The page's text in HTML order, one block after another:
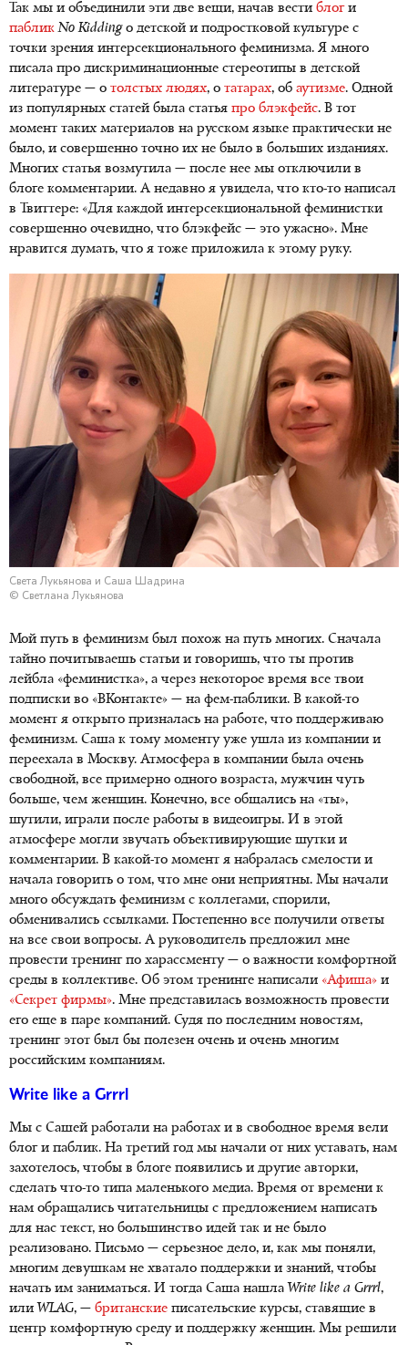
Так мы и объединили эти две вещи, начав вести блоги
паблик No Kiddingо детской и подростковой культуре с
точки зрения интерсекционального феминизма. Я много
писала про дискриминационные стереотипы в детской
литературе — о толстых людях, о татарах, об аутизме. Одной
из популярных статей была статья про блэкфейс. В тот
момент таких материалов на русском языке практически не
было, и совершенно точно их не было в больших изданиях.
Многих статья возмутила — после нее мы отключили в
блоге комментарии. А недавно я увидела, что кто-то написал
в Твиттере: «Для каждой интерсекциональной феминистки
совершенно очевидно, что блэкфейс — это ужасно». Мне
нравится думать, что я тоже приложила к этому руку.
Света Лукьянова и Саша Шадрина
© Светлана Лукьянова
Мой путь в феминизм был похож на путь многих. Сначала
тайно почитываешь статьи и говоришь, что ты против
лейбла «феминистка», а через некоторое время все твои
подписки во «ВКонтакте» — на фем-паблики. В какой-то
момент я открыто призналась на работе, что поддерживаю
феминизм. Саша к тому моменту уже ушла из компании и
переехала в Москву. Атмосфера в компании была очень
свободной, все примерно одного возраста, мужчин чуть
больше, чем женщин. Конечно, все общались на «ты»,
шутили, играли после работы в видеоигры. И в этой
атмосфере могли звучать объективирующие шутки и
комментарии. В какой-то момент я набралась смелости и
начала говорить о том, что мне они неприятны. Мы начали
много обсуждать феминизм с коллегами, спорили,
обменивались ссылками. Постепенно все получили ответы
на все свои вопросы. А руководитель предложил мне
провести тренинг по харассменту — о важности комфортной
среды в коллективе. Об этом тренинге написали «Афиша» и
«Секрет фирмы». Мне представилась возможность провести
его еще в паре компаний. Судя по последним новостям,
тренинг этот был бы полезен очень и очень многим
российским компаниям.
Write like a Grrrl
Мы с Сашей работали на работах и в свободное время вели
блог и паблик. На третий год мы начали от них уставать, нам
захотелось, чтобы в блоге появились и другие авторки,
сделать что-то типа маленького медиа. Время от времени к
нам обращались читательницы с предложением написать
для нас текст, но большинство идей так и не было
реализовано. Письмо — серьезное дело, и, как мы поняли,
многим девушкам не хватало поддержки и знаний, чтобы
начать им заниматься. И тогда Саша нашла Write like a Grrrl,
или WLAG, — британские писательские курсы, ставящие в
центр комфортную среду и поддержку женщин. Мы решили